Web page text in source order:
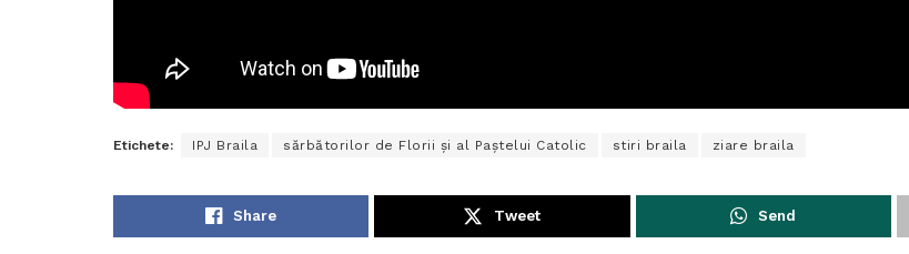
Etichete: IPJ Braila sărbătorilor de Florii și al Paștelui Catolic stiri braila ziare braila
Share Tweet Send